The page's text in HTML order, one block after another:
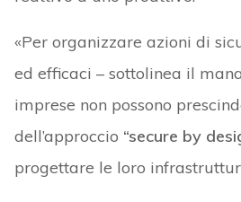
«Per organizzare azioni di
ed efficaci – sottolinea il
imprese non possono
dell’approccio “secure by
progettare le loro